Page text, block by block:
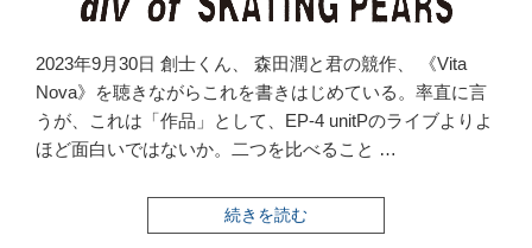
2023年9月30日 創士くん、 森田潤と君の競作、 《Vita
Nova》を聴きながらこれを書きはじめている。率直に言
うが、これは「作品」として、EP-4 unitPのライブよりよ
ほど面白いではないか。二つを比べること …
“騒
音
続きを読む